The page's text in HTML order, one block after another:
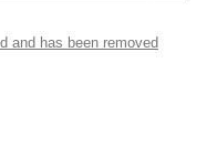
and has been removed